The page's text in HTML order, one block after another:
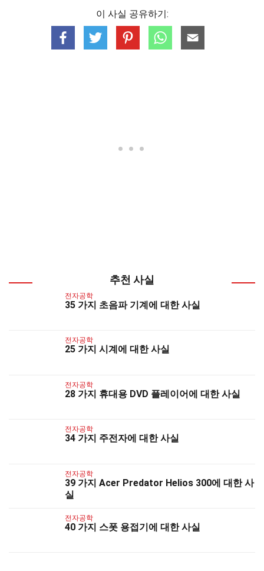
이 사실 공유하기:
추천 사실
전자공학
35 가지 초음파 기계에 대한 사실
전자공학
25 가지 시계에 대한 사실
전자공학
28 가지 휴대용 DVD 플레이어에 대한 사실
전자공학
34 가지 주전자에 대한 사실
전자공학
39 가지 Acer Predator Helios 300에 대한 사
실
전자공학
40 가지 스폿 용접기에 대한 사실